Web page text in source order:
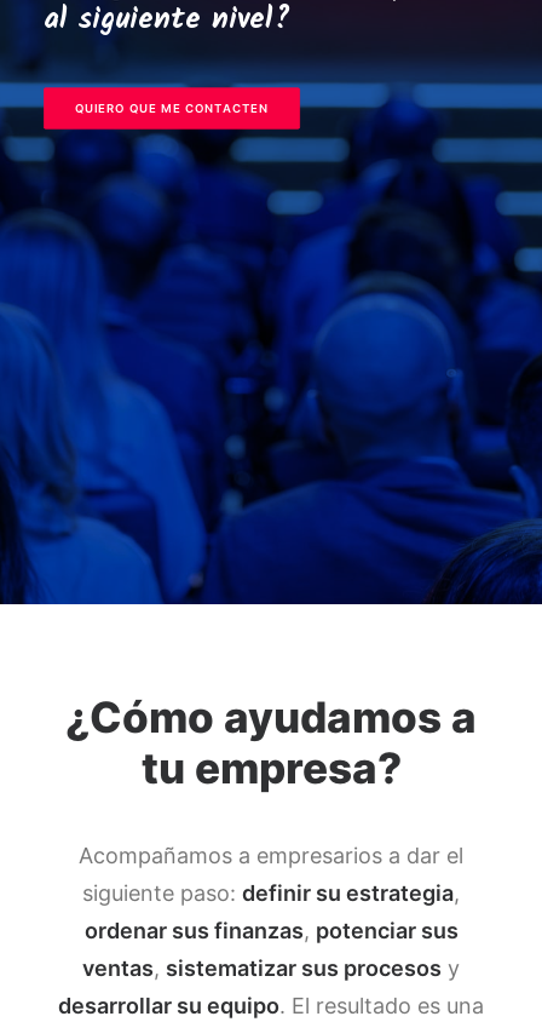
al siguiente nivel?
QUIERO QUE ME CONTACTEN
¿Cómo ayudamos a
tu empresa?
Acompañamos a empresarios a dar el
siguiente paso: definir su estrategia,
ordenar sus finanzas, potenciar sus
ventas, sistematizar sus procesos y
desarrollar su equipo. El resultado es una